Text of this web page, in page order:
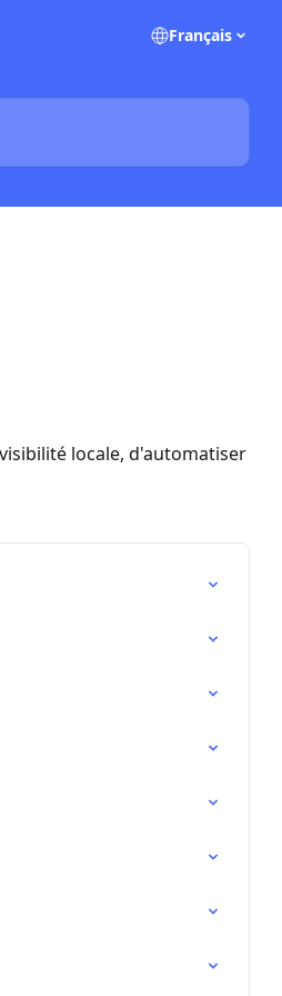
Français
locale, d'automatiser